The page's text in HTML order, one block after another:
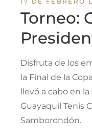
Torneo:
Disfruta de los
la Final de la
llevó a cabo en
Guayaquil Tenis
Samborondón.